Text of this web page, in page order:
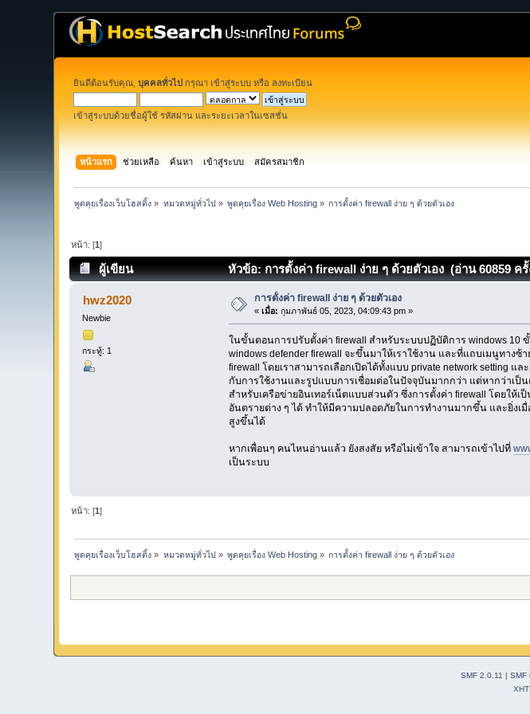
ยินดีต้อนรับคุณ,บุคคลทั่วไป กรุณา เข้าสู่ระบบ หรือ ลงทะเบียน
เข้าสู่ระบบด้วยชื่อผู้ใช้ รหัสผ่าน และระยะเวลาในเซสชั่น
หน้าแรก ช่วยเหลือ ค้นหา เข้าสู่ระบบ สมัครสมาชิก
พูดคุยเรื่องเว็บโฮสติ้ง » หมวดหมู่ทั่วไป» พูดคุยเรื่อง Web Hosting » การตั้งค่า firewall ง่าย ๆ ด้วยตัวเอง
หน้า: [1]
ผู้เขียน หัวข้อ: การตั้งค่า firewall ง่าย ๆ ด้วยตัวเอง (อ่าน 60859 ครั้
hwz2020
Newbie
กระทู้: 1
การตั้งค่า firewall ง่าย ๆ ด้วยตัวเอง
«เมื่อ: กุมภาพันธ์ 05, 2023, 04:09:43 pm »
ในขั้นตอนการปรับตั้งค่า firewall สำหรับระบบปฏิบัติการ windows 10
windows defender firewall จะขึ้นมาให้เราใช้งาน และที่แถบเมนูทางซ้
firewall โดยเราสามารถเลือกเปิดได้ทั้งแบบ private network setting แ
กับการใช้งานและรูปแบบการเชื่อมต่อในปัจจุบันมากกว่า แต่หากว่าเป็น
สำหรับเครือข่ายอินเทอร์เน็ตแบบส่วนตัว ซึ่งการตั้งค่า firewall โดยให้
อันตรายต่าง ๆ ได้ ทำให้มีความปลอดภัยในการทำงานมากขึ้น และยิ่ง
สูงขึ้นได้
หากเพื่อนๆ คนไหนอ่านแล้ว ยังสงสัย หรือไม่เข้าใจ สามารถเข้าไปที่
เป็นระบบ
หน้า: [1]
พูดคุยเรื่องเว็บโฮสติ้ง » หมวดหมู่ทั่วไป » พูดคุยเรื่อง Web Hosting » การตั้งค่า firewall ง่าย ๆ ด้วยตัวเอง
SMF 2.0.11 SMF